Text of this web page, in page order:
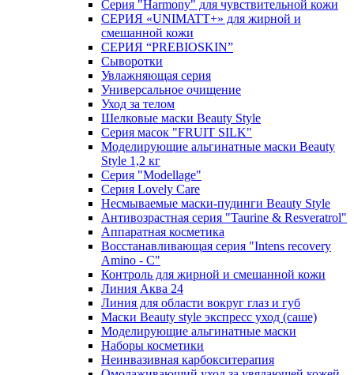
Серия "Harmony" для чувствительной кожи
СЕРИЯ «UNIMATT+» для жирной и
смешанной кожи
СЕРИЯ “PREBIOSKIN”
Сыворотки
Увлажняющая серия
Универсальное очищение
Уход за телом
Шелковые маски Beauty Style
Серия масок "FRUIT SILK"
Моделирующие альгинатные маски Beauty
Style 1,2 кг
Серия "Modellage"
Cерия Lovely Care
Несмываемые маски-пудинги Beauty Style
Антивозрастная серия "Taurine & Resveratrol"
Аппаратная косметика
Восстанавливающая серия "Intens recovery
Amino - C"
Контроль для жирной и смешанной кожи
Линия Аква 24
Линия для области вокруг глаз и губ
Маски Beauty style экспресс уход (саше)
Моделирующие альгинатные маски
Наборы косметики
Неинвазивная карбокситерапия